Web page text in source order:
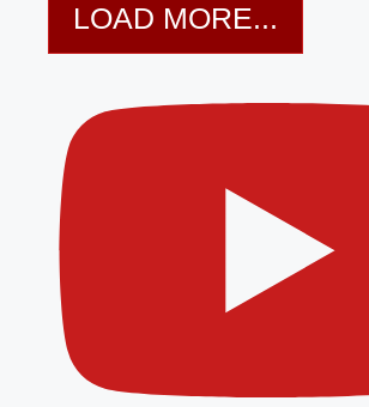
LOAD MORE...